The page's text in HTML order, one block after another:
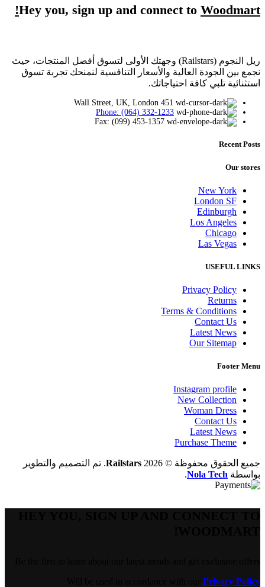
Hey you, sign up and connect to Woodmart!
ريل النجوم (Railstars) وجهتك الأولى لتسوق أفضل المنتجات، حيث
نجمع بين الجودة العالية والأسعار التنافسية لنمنحك تجربة تسوق
استثنائية تلبي كافة احتياجاتك.
451 Wall Street, UK, London
Phone: (064) 332-1233
Fax: (099) 453-1357
Recent Posts
Our stores
New York
London SF
Edinburgh
Los Angeles
Chicago
Las Vegas
USEFUL LINKS
Privacy Policy
Returns
Terms & Conditions
Contact Us
Latest News
Our Sitemap
Footer Menu
Instagram profile
New Collection
Woman Dress
Contact Us
Latest News
Purchase Theme
جميع الحقوق محفوظة © 2026 Railstars. تم التصميم والتطوير
بواسطة Nola Tech
.
Privacy Policy